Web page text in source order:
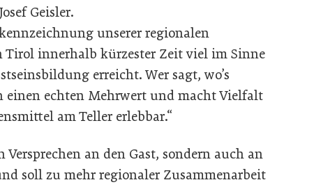
Geisler.
unserer regionalen
innerhalb kürzester Zeit viel im Sinne
erreicht. Wer sagt, wo’s
einen echten Mehrwert und macht Vielfalt
am Teller erlebbar.“
an den Gast, sondern auch an
soll zu mehr regio­naler Zusammenarbeit